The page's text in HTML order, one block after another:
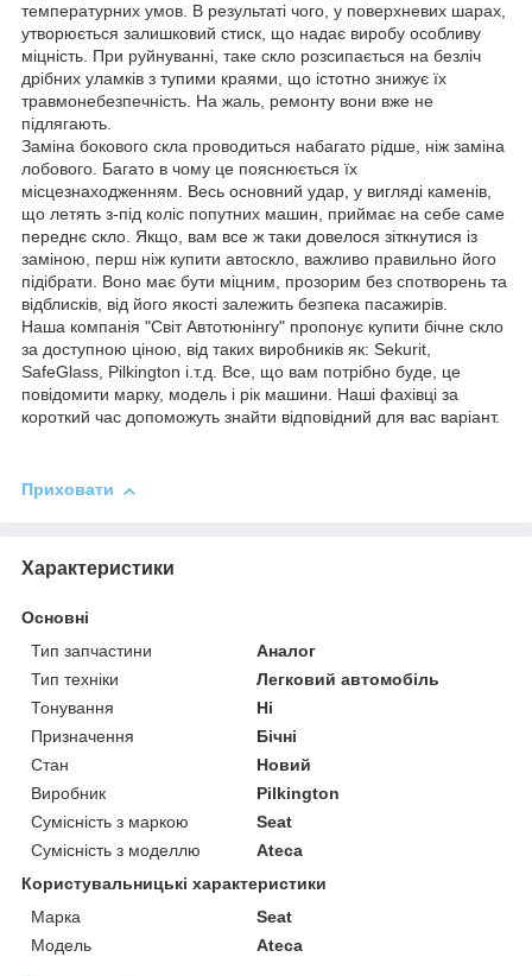
температурних умов. В результаті чого, у поверхневих шарах,
утворюється залишковий стиск, що надає виробу особливу
міцність. При руйнуванні, таке скло розсипається на безліч
дрібних уламків з тупими краями, що істотно знижує їх
травмонебезпечність. На жаль, ремонту вони вже не
підлягають.
Заміна бокового скла проводиться набагато рідше, ніж заміна
лобового. Багато в чому це пояснюється їх
місцезнаходженням. Весь основний удар, у вигляді каменів,
що летять з-під коліс попутних машин, приймає на себе саме
переднє скло. Якщо, вам все ж таки довелося зіткнутися із
заміною, перш ніж купити автоскло, важливо правильно його
підібрати. Воно має бути міцним, прозорим без спотворень та
відблисків, від його якості залежить безпека пасажирів.
Наша компанія "Світ Автотюнінгу" пропонує купити бічне скло
за доступною ціною, від таких виробників як: Sekurit,
SafeGlass, Pilkington і.т.д. Все, що вам потрібно буде, це
повідомити марку, модель і рік машини. Наші фахівці за
короткий час допоможуть знайти відповідний для вас варіант.
Приховати
Характеристики
Основні
Тип запчастини
Аналог
Тип техніки
Легковий автомобіль
Тонування
Ні
Призначення
Бічні
Стан
Новий
Виробник
Pilkington
Сумісність з маркою
Seat
Сумісність з моделлю
Ateca
Користувальницькі характеристики
Марка
Seat
Модель
Ateca